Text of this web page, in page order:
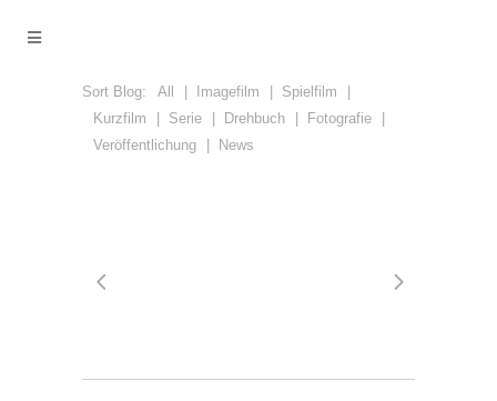
Sort Blog: All Imagefilm
Spielfilm
Kurzfilm
Serie Drehbuch
Fotografie
Veröffentlichung
News